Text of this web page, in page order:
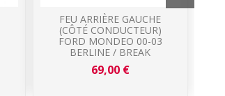
FEU ARRIÈRE GAUCHE
(CÔTÉ CONDUCTEUR)
FORD MONDEO 00-03
BERLINE / BREAK
69,00 €